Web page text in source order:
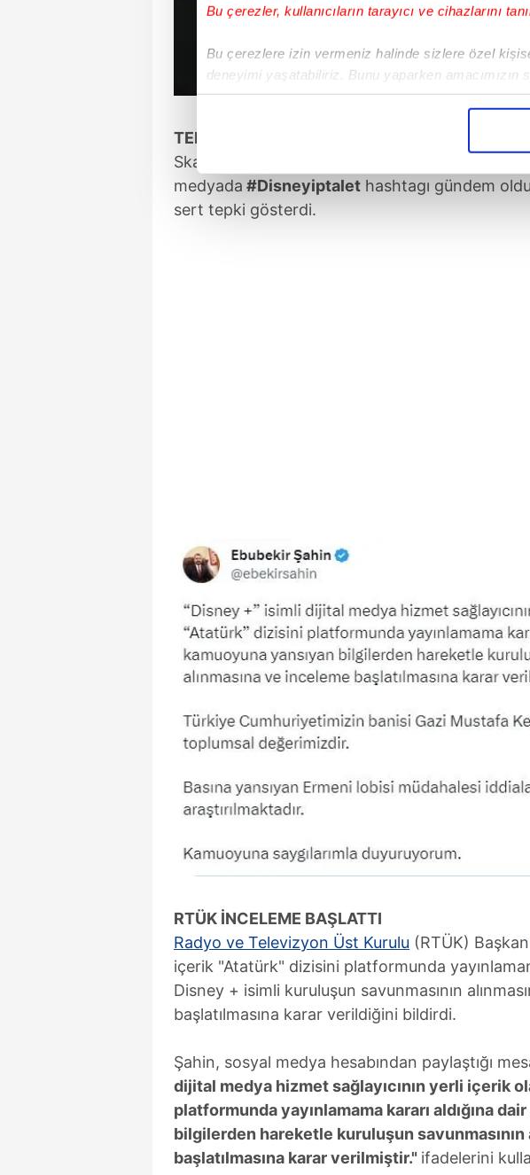
Bu çerezler, kullanıcıların tarayıcı ve cihazlarını
Bu çerezlere izin vermeniz halinde sizlere özel
deneyimi yaşatabiliriz. Bunu yaparken
içerikleri sunabilmek adına elimizden gelen çabayı
Sizlere daha iyi bir hizmet sunabilmek için İnternet
çerezler vasıtasıyla çeşitli kişisel verileriniz
TEPKİLER ÇIĞ GİBİ BÜYÜDÜ
Skandal karar sonrası Disney'e tepkiler yağmaya
medyada #Disneyiptalet hashtagı gündem
sert tepki gösterdi.
RTÜK İNCELEME BAŞLATTI
Radyo ve Televizyon Üst Kurulu (RTÜK)
içerik "Atatürk" dizisini platformunda
Disney + isimli kuruluşun savunmasının
başlatılmasına karar verildiğini bildirdi.
Şahin, sosyal medya hesabından paylaştığı
dijital medya hizmet sağlayıcının yerli içerik
platformunda yayınlamama kararı aldığına
bilgilerden hareketle kuruluşun savunmasının
başlatılmasına karar verilmiştir." ifadelerini